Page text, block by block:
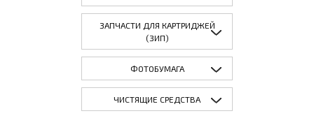
ЗАПЧАСТИ ДЛЯ КАРТРИДЖЕЙ
(ЗИП)
ФОТОБУМАГА
ЧИСТЯЩИЕ СРЕДСТВА